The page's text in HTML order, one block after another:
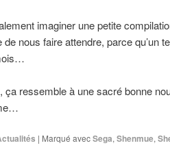
imaginer une petite
de nous faire attendre, parce qu’un
ça ressemble à une sacré bonne
| Marqué avecSega, Shenmue,